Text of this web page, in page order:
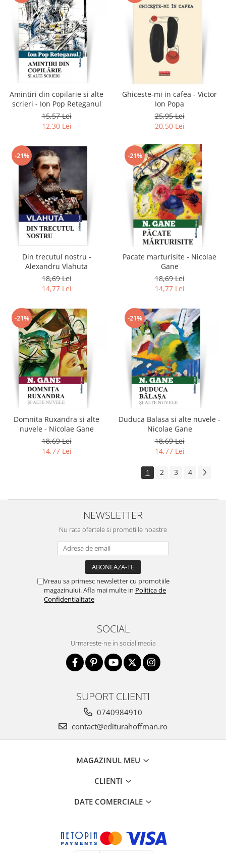
Amintiri din copilarie si alte
scrieri - Ion Pop Reteganul
15,57 Lei
12,30 Lei
Ghiceste-mi in cafea - Victor
Ion Popa
25,95 Lei
20,50 Lei
-21%
Din trecutul nostru -
Alexandru Vlahuta
18,69 Lei
14,77 Lei
-21%
Pacate marturisite - Nicolae
Gane
18,69 Lei
14,77 Lei
-21%
Domnita Ruxandra si alte
nuvele - Nicolae Gane
18,69 Lei
14,77 Lei
-21%
Duduca Balasa si alte nuvele -
Nicolae Gane
18,69 Lei
14,77 Lei
1 2 3 4
NEWSLETTER
Nu rata ofertele si promotiile noastre
Vreau sa primesc newsletter cu promotiile
magazinului. Afla mai multe in Politica de
Confidentialitate
SOCIAL
Urmareste-ne in social media
SUPORT CLIENTI
0740984910
contact@editurahoffman.ro
MAGAZINUL MEU
CLIENTI
DATE COMERCIALE